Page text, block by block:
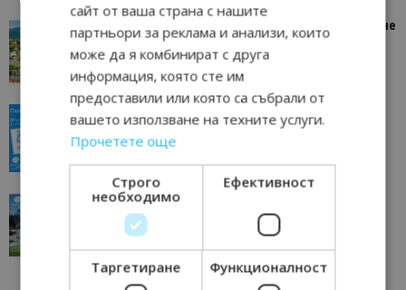
“Пощенска картичка от…”: Петрич – Изживяване
отвъд очакваното
Петрич 11/07/2026 11:22
всички времена
“Пощенска картичка от…”: Перник – град на
традициите, културата и вдъхновяващите...
Перник
сайт от ваша страна с нашите
партньори за реклама и анализи, които
може да я комбинират с друга
информация, която сте им
предоставили или която са събрали от
вашето използване на техните услуги.
Прочетете още
Строго
необходимо
Ефективност
Таргетиране Функционалност